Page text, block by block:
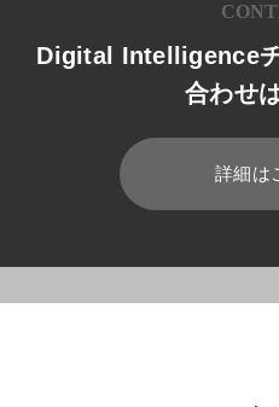
Digital Intelligence
合わせ
詳細は